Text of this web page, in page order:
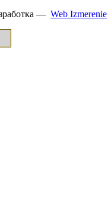
— Web Izmerenie